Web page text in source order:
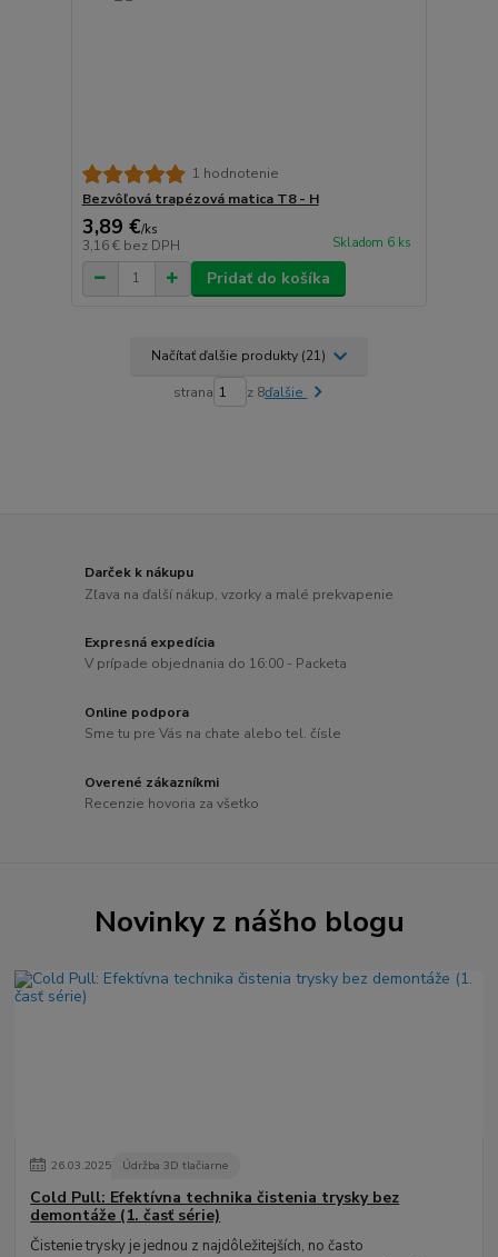
1 hodnotenie
Bezvôľová trapézová matica T8 - H
3,89 €/ks
3,16 € bez DPH Skladom 6 ks
Pridať do košíka
Načítať ďalšie produkty (21)
strana z 8ďalšie
Darček k nákupu
Zľava na ďalší nákup, vzorky a malé prekvapenie
Expresná expedícia
V prípade objednania do 16:00 - Packeta
Online podpora
Sme tu pre Vás na chate alebo tel. čísle
Overené zákazníkmi
Recenzie hovoria za všetko
Novinky z nášho blogu
26.03.2025 Údržba 3D tlačiarne
Cold Pull: Efektívna technika čistenia trysky bez
demontáže (1. časť série)
Čistenie trysky je jednou z najdôležitejších, no často